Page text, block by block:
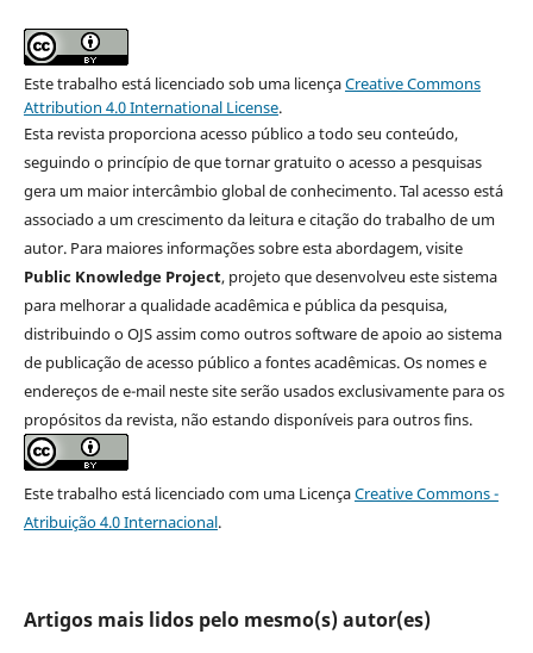
Este trabalho está licenciado sob uma licençaCreative Commons
Attribution 4.0 International License.
Esta revista proporciona acesso público a todo seu conteúdo,
seguindo o princípio de que tornar gratuito o acesso a pesquisas
gera um maior intercâmbio global de conhecimento. Tal acesso está
associado a um crescimento da leitura e citação do trabalho de um
autor. Para maiores informações sobre esta abordagem, visite
Public Knowledge Project, projeto que desenvolveu este sistema
para melhorar a qualidade acadêmica e pública da pesquisa,
distribuindo o OJS assim como outros software de apoio ao sistema
de publicação de acesso público a fontes acadêmicas. Os nomes e
endereços de e-mail neste site serão usados exclusivamente para os
propósitos da revista, não estando disponíveis para outros fins.
Este trabalho está licenciado com uma LicençaCreative Commons -
Atribuição 4.0 Internacional.
Artigos mais lidos pelo mesmo(s) autor(es)